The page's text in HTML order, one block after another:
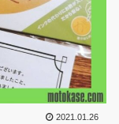
2021.01.26